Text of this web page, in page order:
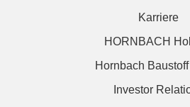
Karriere
HORNBACH
Hornbach
Investor